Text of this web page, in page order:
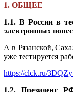
1. ОБЩЕЕ
1.1. В России в
электронных
А в Рязанской,
уже тестируется
https://clck.ru/
1.2. Президент